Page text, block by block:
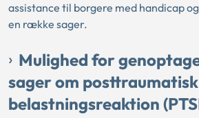
assistance til borgere med handicap
en række sager.
Mulighed for
sager om posttraumatisk
belastningsreaktion